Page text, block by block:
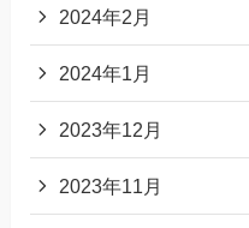
2024年2月
2024年1月
2023年12月
2023年11月